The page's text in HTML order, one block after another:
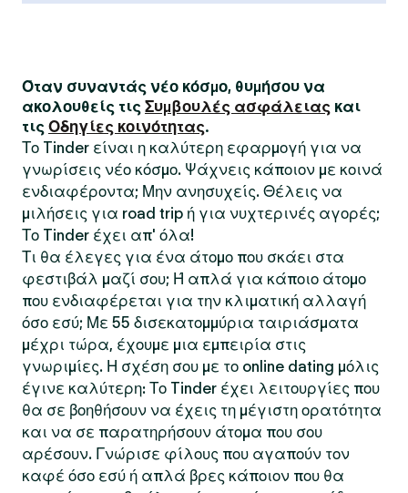
Όταν συναντάς νέο κόσμο, θυμήσου να
ακολουθείς τις Συμβουλές ασφάλειας και
τις Οδηγίες κοινότητας.
Το Tinder είναι η καλύτερη εφαρμογή για να
γνωρίσεις νέο κόσμο. Ψάχνεις κάποιον με κοινά
ενδιαφέροντα; Μην ανησυχείς. Θέλεις να
μιλήσεις για road trip ή για νυχτερινές αγορές;
Το Tinder έχει απ' όλα!
Τι θα έλεγες για ένα άτομο που σκάει στα
φεστιβάλ μαζί σου; Ή απλά για κάποιο άτομο
που ενδιαφέρεται για την κλιματική αλλαγή
όσο εσύ; Με 55 δισεκατομμύρια ταιριάσματα
μέχρι τώρα, έχουμε μια εμπειρία στις
γνωριμίες. Η σχέση σου με το online dating μόλις
έγινε καλύτερη: Το Tinder έχει λειτουργίες που
θα σε βοηθήσουν να έχεις τη μέγιστη ορατότητα
και να σε παρατηρήσουν άτομα που σου
αρέσουν. Γνώρισε φίλους που αγαπούν τον
καφέ όσο εσύ ή απλά βρες κάποιον που θα